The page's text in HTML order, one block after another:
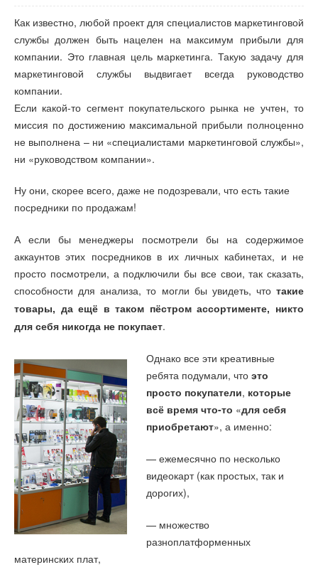
Как известно, любой проект для специалистов маркетинговой
службы должен быть нацелен на максимум прибыли для
компании. Это главная цель маркетинга. Такую задачу для
маркетинговой службы выдвигает всегда руководство
компании.
Если какой-то сегмент покупательского рынка не учтен, то
миссия по достижению максимальной прибыли полноценно
не выполнена – ни «специалистами маркетинговой службы»,
ни «руководством компании».
Ну они, скорее всего, даже не подозревали, что есть такие
посредники по продажам!
А если бы менеджеры посмотрели бы на содержимое
аккаунтов этих посредников в их личных кабинетах, и не
просто посмотрели, а подключили бы все свои, так сказать,
способности для анализа, то могли бы увидеть, что такие
товары, да ещё в таком пёстром ассортименте, никто
для себя никогда не покупает.
Однако все эти креативные
ребята подумали, чтоэто
просто покупатели, которые
всё время что-то «для себя
приобретают», а именно:
— ежемесячно по несколько
видеокарт (как простых, так и
дорогих),
— множество
разноплатформенных
материнских плат,